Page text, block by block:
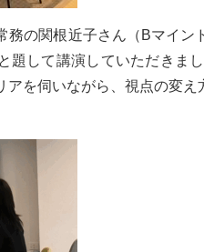
務の関根近子さん（Bマイ
題して講演していただきま
アを伺いながら、視点の変